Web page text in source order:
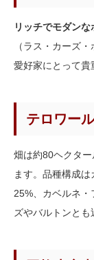
リッチでモダン
（ラス・カーズ
愛好家にとって貴
テロワー
畑は約80ヘクタ
ます。品種構成
25%、カベルネ
ズやバルトンとも